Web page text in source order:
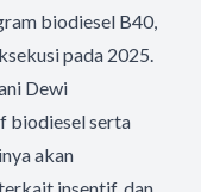
biodiesel B40,
pada 2025.
Dewi
biodiesel serta
akan